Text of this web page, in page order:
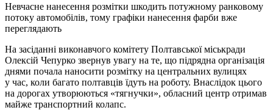
Невчасне нанесення розмітки шкодить потужному ранковому
потоку автомобілів, тому графіки нанесення фарби вже
переглядають
На засіданні виконавчого комітету Полтавської міськради
Олексій Чепурко звернув увагу на те, що підрядна організація
днями почала наносити розмітку на центральних вулицях
у час, коли багато полтавців їдуть на роботу. Внаслідок цього
на дорогах утворюються «тягнучки», обласний центр отримав
майже транспортний колапс.